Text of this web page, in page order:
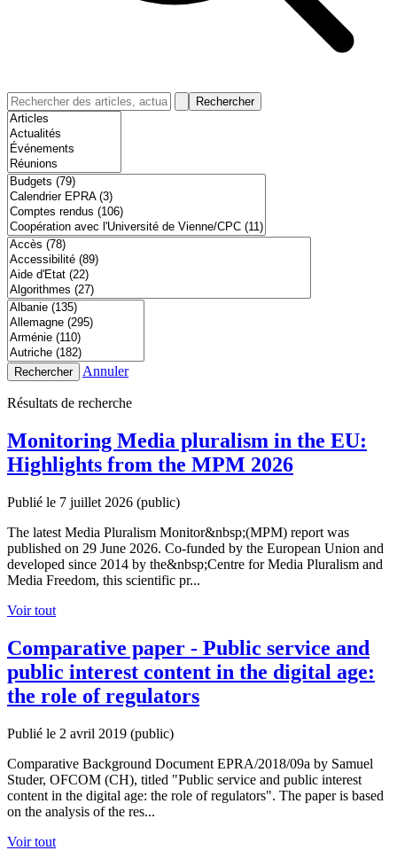
Rechercher
Rechercher Annuler
Résultats de recherche
Monitoring Media pluralism in the EU:
Highlights from the MPM 2026
Publié le 7 juillet 2026 (public)
The latest Media Pluralism Monitor&nbsp;(MPM) report was
published on 29 June 2026. Co-funded by the European Union and
developed since 2014 by the&nbsp;Centre for Media Pluralism and
Media Freedom, this scientific pr...
Voir tout
Comparative paper - Public service and
public interest content in the digital age:
the role of regulators
Publié le 2 avril 2019 (public)
Comparative Background Document EPRA/2018/09a by Samuel
Studer, OFCOM (CH), titled "Public service and public interest
content in the digital age: the role of regulators". The paper is based
on the analysis of the res...
Voir tout